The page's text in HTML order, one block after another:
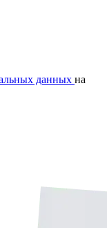
данных на